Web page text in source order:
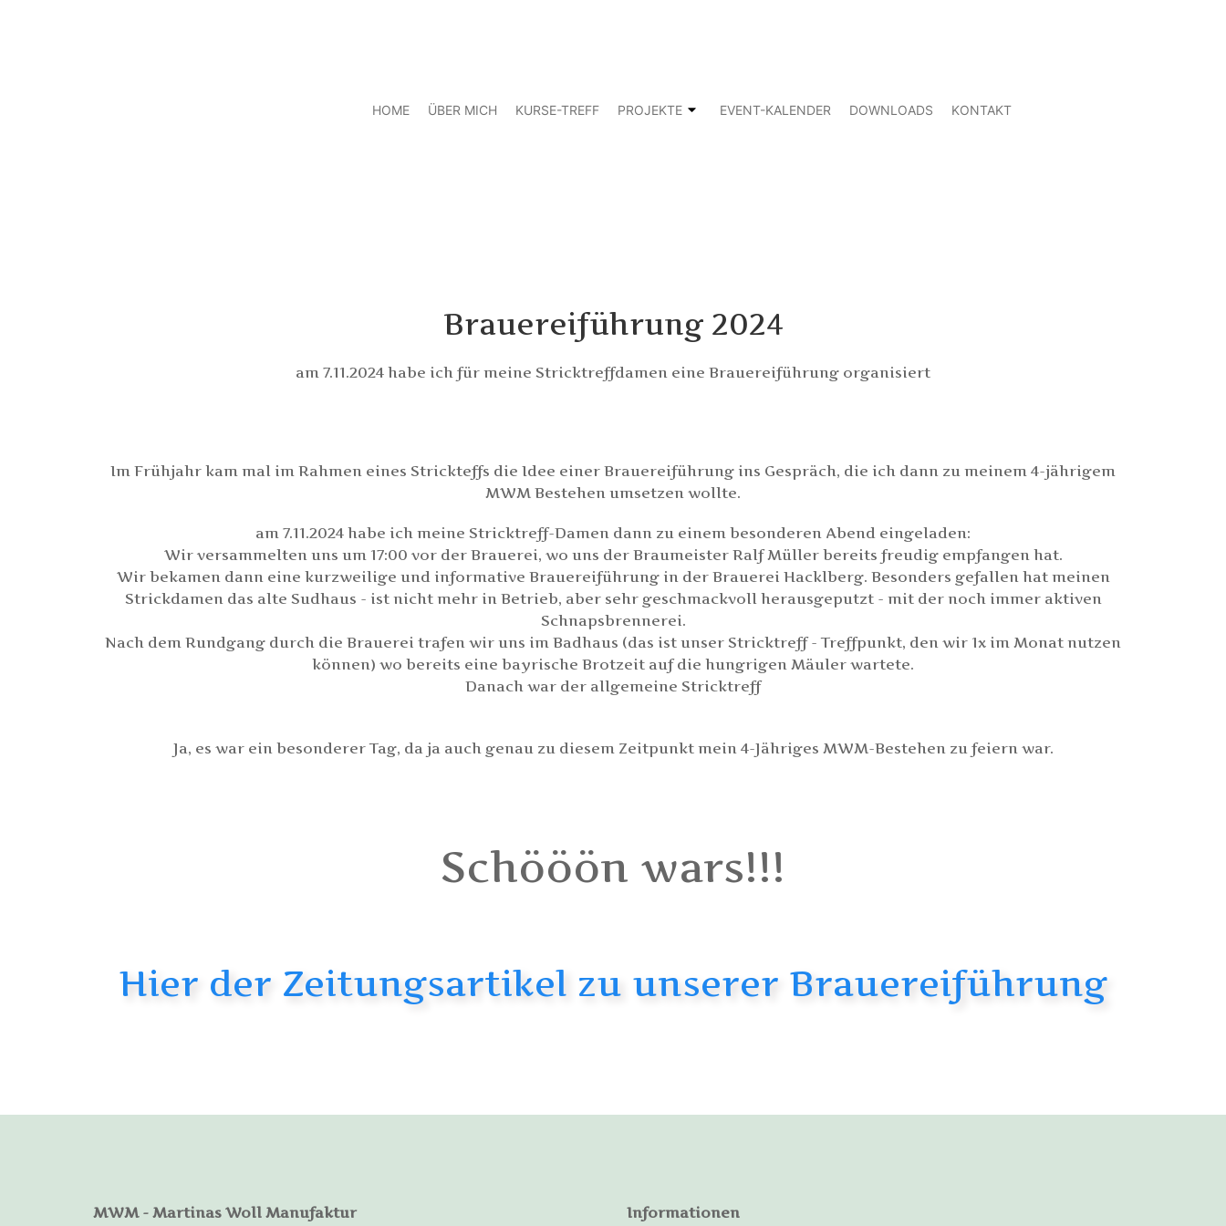
HOME ÜBER MICH KURSE-TREFF PROJEKTE EVENT-KALENDER DOWNLOADS KONTAKT
Brauereiführung 2024
am 7.11.2024 habe ich für meine Stricktreffdamen eine Brauereiführung organisiert
Im Frühjahr kam mal im Rahmen eines Strickteffs die Idee einer Brauereiführung ins Gespräch, die ich dann zu meinem 4-jährigem
MWM Bestehen umsetzen wollte.
am 7.11.2024 habe ich meine Stricktreff-Damen dann zu einem besonderen Abend eingeladen:
Wir versammelten uns um 17:00 vor der Brauerei, wo uns der Braumeister Ralf Müller bereits freudig empfangen hat.
Wir bekamen dann eine kurzweilige und informative Brauereiführung in der Brauerei Hacklberg. Besonders gefallen hat meinen
Strickdamen das alte Sudhaus - ist nicht mehr in Betrieb, aber sehr geschmackvoll herausgeputzt - mit der noch immer aktiven
Schnapsbrennerei.
Nach dem Rundgang durch die Brauerei trafen wir uns im Badhaus (das ist unser Stricktreff - Treffpunkt, den wir 1x im Monat nutzen
können) wo bereits eine bayrische Brotzeit auf die hungrigen Mäuler wartete.
Danach war der allgemeine Stricktreff
Ja, es war ein besonderer Tag, da ja auch genau zu diesem Zeitpunkt mein 4-Jähriges MWM-Bestehen zu feiern war.
Schööön wars!!!
Hier der Zeitungsartikel zu unserer Brauereiführung
MWM - Martinas Woll Manufaktur Informationen